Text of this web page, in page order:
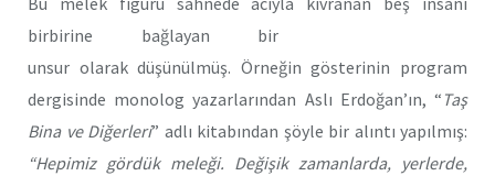
birbirine bağlayan bir
unsur olarak düşünülmüş. Örneğin gösterinin program
dergisinde monolog yazarlarından Aslı Erdoğan’ın, “ Taş
Bina ve Diğerleri” adlı kitabından şöyle bir alıntı yapılmış:
“Hepimiz gördük meleği. Değişik zamanlarda, yerlerde,